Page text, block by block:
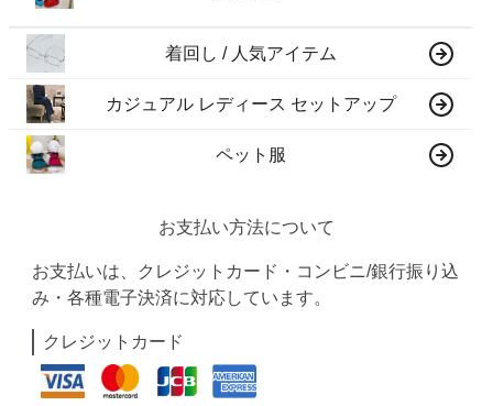
着回し / 人気アイテム
カジュアル レディース セットアップ
ペット服
お支払い方法について
お支払いは、クレジットカード・コンビニ/銀行振り込
み・各種電子決済に対応しています。
クレジットカード